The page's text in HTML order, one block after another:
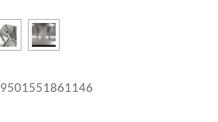
9501551861146